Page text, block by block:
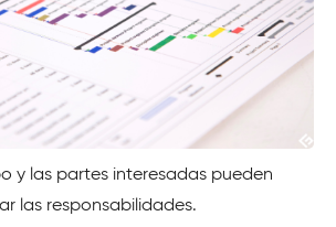
y las partes interesadas pueden
las responsabilidades.